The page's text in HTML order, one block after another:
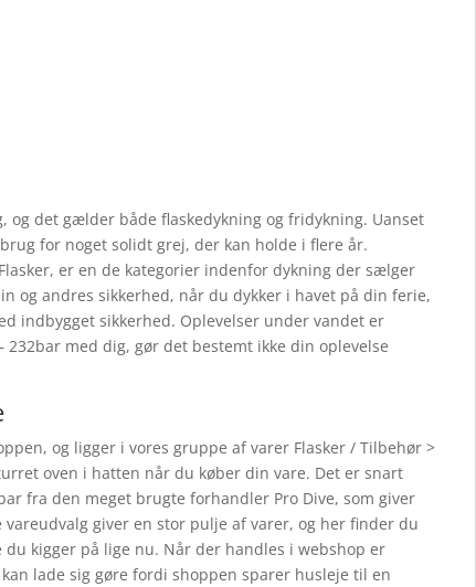
og det gælder både flaskedykning og fridykning. Uanset
for noget solidt grej, der kan holde i flere år.
er en de kategorier indenfor dykning der sælger
og andres sikkerhed, når du dykker i havet på din ferie,
indbygget sikkerhed. Oplevelser under vandet er
med dig, gør det bestemt ikke din oplevelse
og ligger i vores gruppe af varer Flasker / Tilbehør >
oven i hatten når du køber din vare. Det er snart
fra den meget brugte forhandler Pro Dive, som giver
giver en stor pulje af varer, og her finder du
kigger på lige nu. Når der handles i webshop er
lade sig gøre fordi shoppen sparer husleje til en